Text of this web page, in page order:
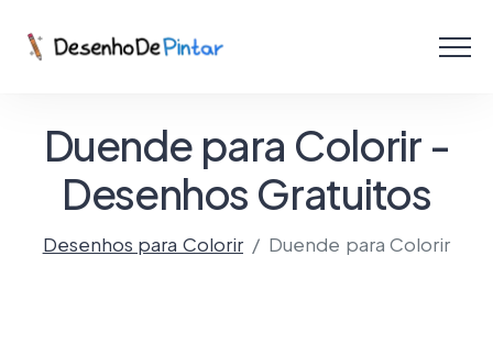
Colorir Online
Criar com IA!
Duende para Colorir -
Desenhos Gratuitos
Desenhos para Colorir Duende para Colorir